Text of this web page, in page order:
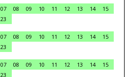
07 08 09 10 11 12 13 14
15
23
07 08 09 10 11 12 13 14
15
23
07 08 09 10 11 12 13 14
15
23